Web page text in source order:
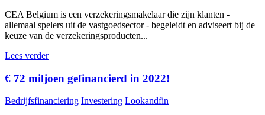
CEA Belgium is een verzekeringsmakelaar die zijn klanten -
allemaal spelers uit de vastgoedsector - begeleidt en adviseert bij de
keuze van de verzekeringsproducten...
Lees verder
€ 72 miljoen gefinancierd in 2022!
Bedrijfsfinanciering Investering Lookandfin